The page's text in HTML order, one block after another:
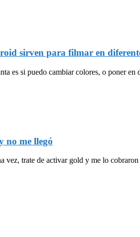
sirven para filmar en
es si puedo cambiar colores, o poner
no me llegó
vez, trate de activar gold y me lo